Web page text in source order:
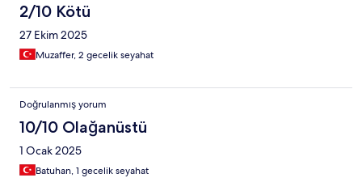
2/10 Kötü
27 Ekim 2025
Muzaffer, 2 gecelik seyahat
Doğrulanmış yorum
10/10 Olağanüstü
1 Ocak 2025
Batuhan, 1 gecelik seyahat